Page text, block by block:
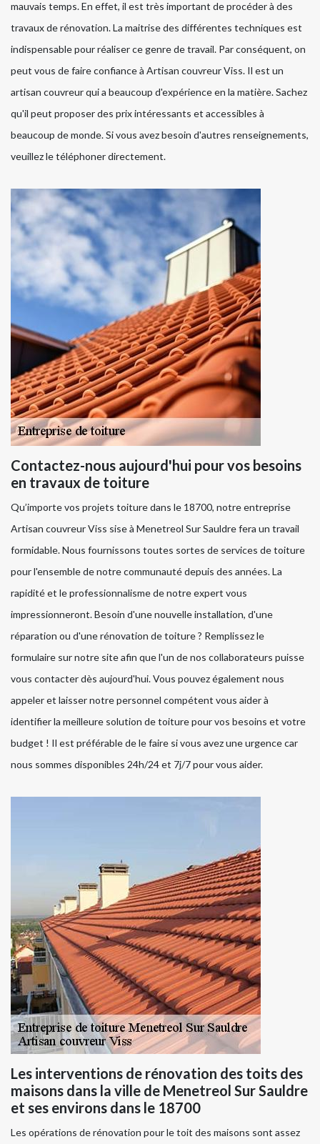
mauvais temps. En effet, il est très important de procéder à des
travaux de rénovation. La maitrise des différentes techniques est
indispensable pour réaliser ce genre de travail. Par conséquent, on
peut vous de faire confiance à Artisan couvreur Viss. Il est un
artisan couvreur qui a beaucoup d'expérience en la matière. Sachez
qu'il peut proposer des prix intéressants et accessibles à
beaucoup de monde. Si vous avez besoin d'autres renseignements,
veuillez le téléphoner directement.
Contactez-nous aujourd'hui pour vos besoins
en travaux de toiture
Qu’importe vos projets toiture dans le 18700, notre entreprise
Artisan couvreur Viss sise à Menetreol Sur Sauldre fera un travail
formidable. Nous fournissons toutes sortes de services de toiture
pour l'ensemble de notre communauté depuis des années. La
rapidité et le professionnalisme de notre expert vous
impressionneront. Besoin d'une nouvelle installation, d'une
réparation ou d'une rénovation de toiture ? Remplissez le
formulaire sur notre site afin que l'un de nos collaborateurs puisse
vous contacter dès aujourd'hui. Vous pouvez également nous
appeler et laisser notre personnel compétent vous aider à
identifier la meilleure solution de toiture pour vos besoins et votre
budget ! Il est préférable de le faire si vous avez une urgence car
nous sommes disponibles 24h/24 et 7j/7 pour vous aider.
Les interventions de rénovation des toits des
maisons dans la ville de Menetreol Sur Sauldre
et ses environs dans le 18700
Les opérations de rénovation pour le toit des maisons sont assez